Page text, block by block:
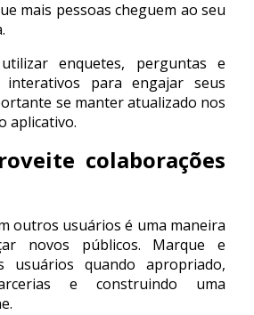
mais pessoas cheguem ao seu
enquetes, perguntas e
para engajar seus
se manter atualizado nos
aplicativo.
colaborações
outros usuários é uma maneira
novos públicos. Marque e
usuários quando apropriado,
e construindo uma